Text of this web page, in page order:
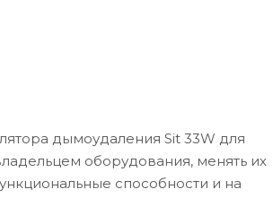
дымоудаления Sit 33W для
оборудования, менять их
способности и на